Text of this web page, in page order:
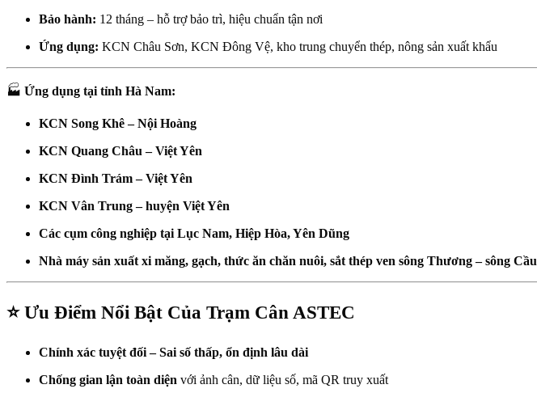
Bảo hành: 12 tháng – hỗ trợ bảo trì, hiệu chuẩn tận nơi
Ứng dụng: KCN Châu Sơn, KCN Đông Vệ, kho trung chuyển thép, nông sản xuất khẩu
🏭 Ứng dụng tại tỉnh Hà Nam:
KCN Song Khê – Nội Hoàng
KCN Quang Châu – Việt Yên
KCN Đình Trám – Việt Yên
KCN Vân Trung – huyện Việt Yên
Các cụm công nghiệp tại Lục Nam, Hiệp Hòa, Yên Dũng
Nhà máy sản xuất xi măng, gạch, thức ăn chăn nuôi, sắt thép ven sông Thương – sông Cầu
⭐ Ưu Điểm Nổi Bật Của Trạm Cân ASTEC
Chính xác tuyệt đối – Sai số thấp, ổn định lâu dài
Chống gian lận toàn diện với ảnh cân, dữ liệu số, mã QR truy xuất